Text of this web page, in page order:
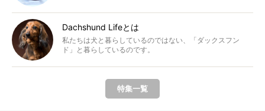
Dachshund Lifeとは
私たちは犬と暮らしているのではない、「ダックスフン
ド」と暮らしているのです。
特集一覧